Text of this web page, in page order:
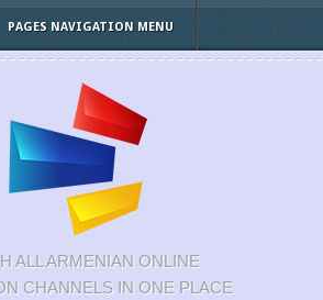
PAGES NAVIGATION MENU
ALL ARMENIAN ONLINE
CHANNELS IN ONE PLACE